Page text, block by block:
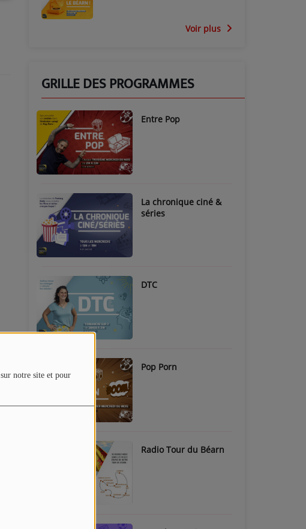
notre site et pour
Voir plus
GRILLE DES PROGRAMMES
Entre Pop
La chronique ciné &
séries
DTC
Pop Porn
Radio Tour du Béarn